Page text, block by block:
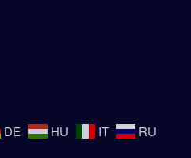
DE HU IT RU